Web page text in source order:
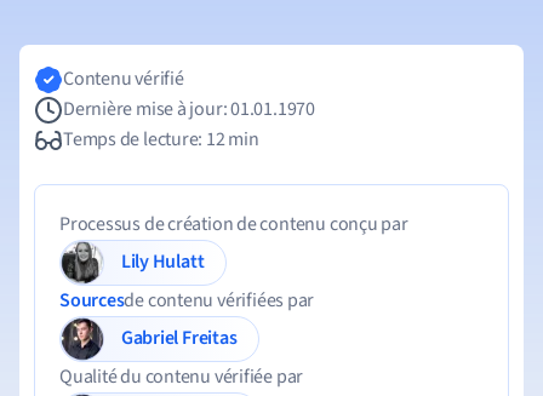
Contenu vérifié
Dernière mise à jour: 01.01.1970
Temps de lecture: 12 min
Processus de création de contenu conçu par
Lily Hulatt
Sourcesde contenu vérifiées par
Gabriel Freitas
Qualité du contenu vérifiée par